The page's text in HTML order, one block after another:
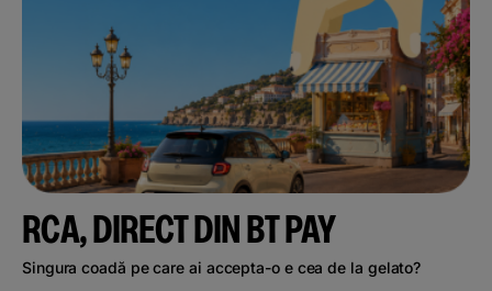
RCA, DIRECT DIN BT PAY
Singura coadă pe care ai accepta-o e cea de la gelato?